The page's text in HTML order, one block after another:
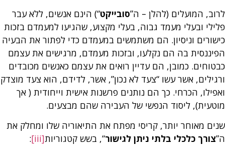
לרוב, המועלים (להלן – ה”סובייקט“) הינם אנשים, ללא עבר
פלילי ובעלי מעמד גבוה, בעלי מקצוע, שהגיעו למעמדם בזכות
כישורים וניסיון. הם משתמשים במעמדם כדי לפתור את הבעיה
הפיננסית בה הם נקלעו, ובזכות מעמדם, מרגישים את עצמם
כבטוחים. כמובן, הם עדיין רואים את עצמם כאנשים מכובדים
ורגילים, אשר עשו “צעד לא נכון”, אשר, לדידם, הוא צעד מוצדק
ואפילו, הכרחי. כך הם נותנים פרשנות אישית וייחודית ( אך
מוטעית), ליסוד הנפשי של העבירה שהם מבצעים.
שנים מאוחר יותר, קריסי מפתח את התיאוריה שלו ומחלק את
ה”צורך כלכלי בלתי ניתן לגישור“, בשש קטגוריות[iii]
: